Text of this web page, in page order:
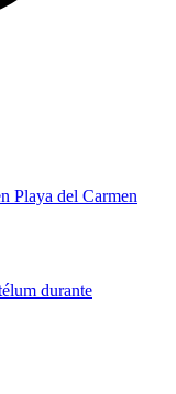
Playa del Carmen
durante